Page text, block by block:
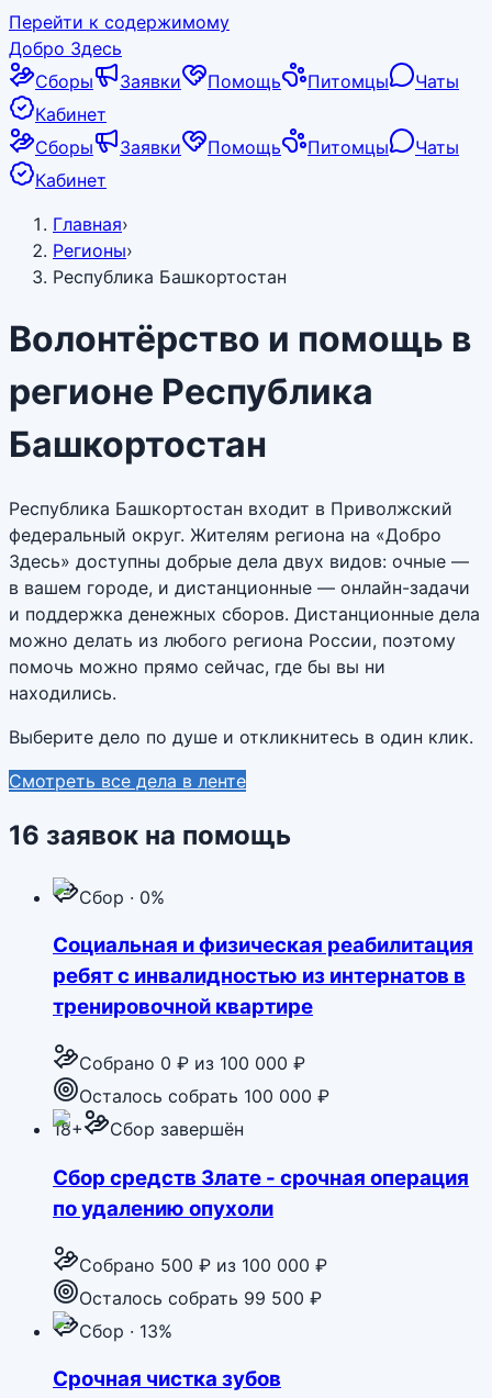
Перейти к содержимому
Добро Здесь
Сборы
Заявки Помощь Питомцы
Чаты
Кабинет
Сборы
Заявки Помощь Питомцы
Чаты
Кабинет
Главная›
Регионы›
Республика Башкортостан
Волонтёрство и помощь в
регионе Республика
Башкортостан
Республика Башкортостан входит в Приволжский
федеральный округ. Жителям региона на «Добро
Здесь» доступны добрые дела двух видов: очные —
в вашем городе, и дистанционные — онлайн-задачи
и поддержка денежных сборов. Дистанционные дела
можно делать из любого региона России, поэтому
помочь можно прямо сейчас, где бы вы ни
находились.
Выберите дело по душе и откликнитесь в один клик.
Смотреть все дела в ленте
16 заявок на помощь
Сбор · 0%
Социальная и физическая реабилитация
ребят с инвалидностью из интернатов в
тренировочной квартире
Собрано 0 ₽ из 100 000 ₽
Осталось собрать 100 000 ₽
18+
Сбор завершён
Сбор средств Злате - срочная операция
по удалению опухоли
Собрано 500 ₽ из 100 000 ₽
Осталось собрать 99 500 ₽
Сбор · 13%
Срочная чистка зубов